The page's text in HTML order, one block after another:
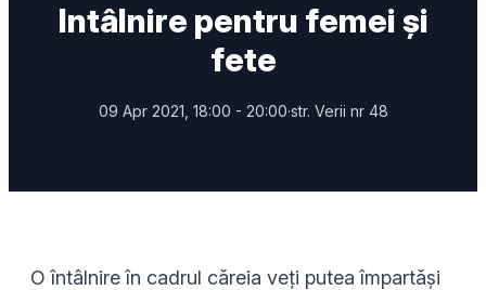
Intâlnire pentru femei și
fete
09 Apr 2021, 18:00 - 20:00·str. Verii nr 48
O întâlnire în cadrul căreia veți putea împartăși